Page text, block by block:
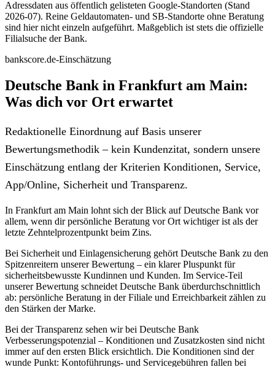
Adressdaten aus öffentlich gelisteten Google-Standorten (Stand
2026-07). Reine Geldautomaten- und SB-Standorte ohne Beratung
sind hier nicht einzeln aufgeführt. Maßgeblich ist stets die offizielle
Filialsuche der Bank.
bankscore.de-Einschätzung
Deutsche Bank in Frankfurt am Main:
Was dich vor Ort erwartet
Redaktionelle Einordnung auf Basis unserer
Bewertungsmethodik – kein Kundenzitat, sondern unsere
Einschätzung entlang der Kriterien Konditionen, Service,
App/Online, Sicherheit und Transparenz.
In Frankfurt am Main lohnt sich der Blick auf Deutsche Bank vor
allem, wenn dir persönliche Beratung vor Ort wichtiger ist als der
letzte Zehntelprozentpunkt beim Zins.
Bei Sicherheit und Einlagensicherung gehört Deutsche Bank zu den
Spitzenreitern unserer Bewertung – ein klarer Pluspunkt für
sicherheitsbewusste Kundinnen und Kunden. Im Service-Teil
unserer Bewertung schneidet Deutsche Bank überdurchschnittlich
ab: persönliche Beratung in der Filiale und Erreichbarkeit zählen zu
den Stärken der Marke.
Bei der Transparenz sehen wir bei Deutsche Bank
Verbesserungspotenzial – Konditionen und Zusatzkosten sind nicht
immer auf den ersten Blick ersichtlich. Die Konditionen sind der
wunde Punkt: Kontoführungs- und Servicegebühren fallen bei